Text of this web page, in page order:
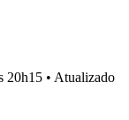
20h15 • Atualizado